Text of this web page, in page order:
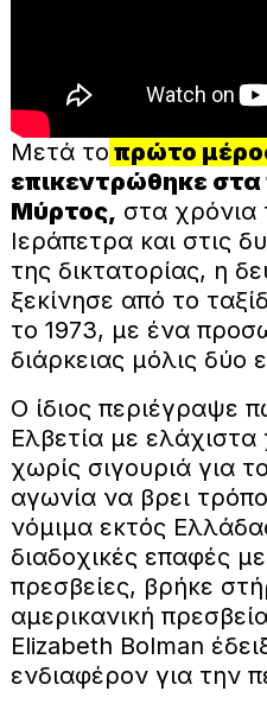
Μετά το πρώτο
επικεντρώθηκε στα
Μύρτος, στα χρόνια
Ιεράπετρα και στις
της δικτατορίας, η
ξεκίνησε από το
το 1973, με ένα
διάρκειας μόλις δύο
Ο ίδιος περιέγραψε
Ελβετία με
χωρίς σιγουριά για
αγωνία να βρει
νόμιμα εκτός
διαδοχικές επαφές
πρεσβείες, βρήκε
αμερικανική
Elizabeth Bolman
ενδιαφέρον για την